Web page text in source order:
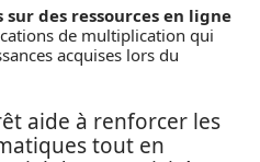
des ressources en ligne
de multiplication qui
acquises lors du
aide à renforcer les
tout en